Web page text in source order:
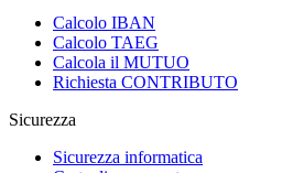
Calcolo IBAN
Calcolo TAEG
Calcola il MUTUO
Richiesta CONTRIBUTO
Sicurezza
Sicurezza informatica